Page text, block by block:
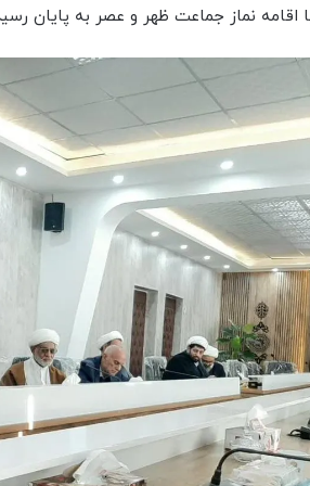
اقامه نماز جماعت ظهر و عصر به پایان